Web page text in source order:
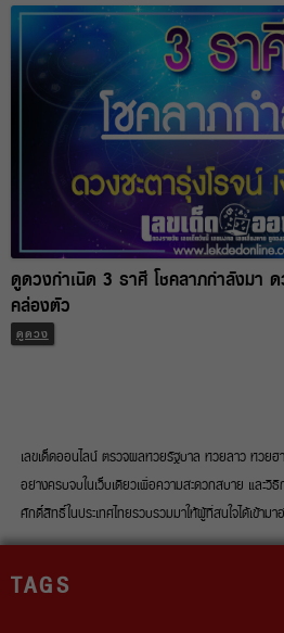
ดูดวงกำเนิด 3 ราศี โชคลาภกำลังมา ด
คล่องตัว
ดูดวง
เลขเด็ดออนไลน์ ตรวจผลหวยรัฐบาล หวยลาว หวย
อย่างครบจบในเว็บเดียวเพื่อความสะดวกสบาย และ
ศักดิ์สิทธิ์ในประเทศไทยรวบรวมมาให้ผู้ที่สนใจได้เข้า
TAGS